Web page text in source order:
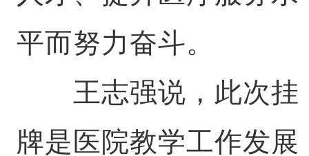
平而努力奋斗。
王志强说，此次挂
牌是医院教学工作发展